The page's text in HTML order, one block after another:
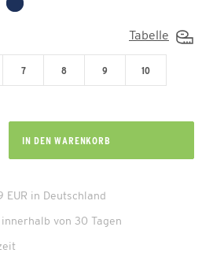
Tabelle
7 8 9 10
IN DEN WARENKORB
EUR in Deutschland
von 30 Tagen